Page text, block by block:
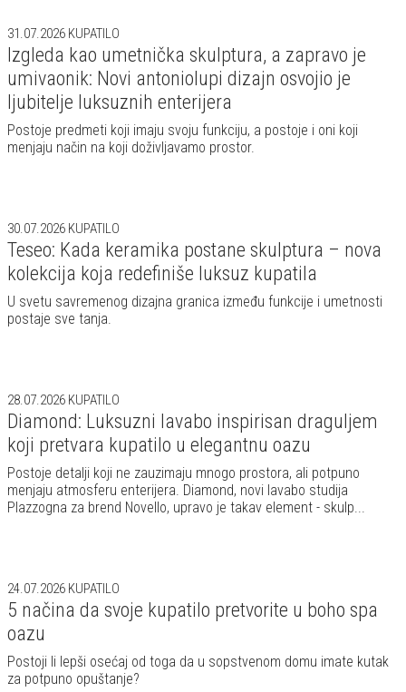
31.07.2026 KUPATILO
Izgleda kao umetnička skulptura, a zapravo je
umivaonik: Novi antoniolupi dizajn osvojio je
ljubitelje luksuznih enterijera
Postoje predmeti koji imaju svoju funkciju, a postoje i oni koji
menjaju način na koji doživljavamo prostor.
30.07.2026 KUPATILO
Teseo: Kada keramika postane skulptura – nova
kolekcija koja redefiniše luksuz kupatila
U svetu savremenog dizajna granica između funkcije i umetnosti
postaje sve tanja.
28.07.2026 KUPATILO
Diamond: Luksuzni lavabo inspirisan draguljem
koji pretvara kupatilo u elegantnu oazu
Postoje detalji koji ne zauzimaju mnogo prostora, ali potpuno
menjaju atmosferu enterijera. Diamond, novi lavabo studija
Plazzogna za brend Novello, upravo je takav element - skulp...
24.07.2026 KUPATILO
5 načina da svoje kupatilo pretvorite u boho spa
oazu
Postoji li lepši osećaj od toga da u sopstvenom domu imate kutak
za potpuno opuštanje?